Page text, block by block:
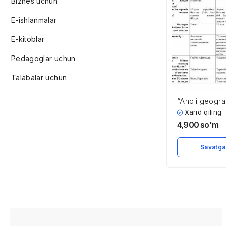
E-ishlanmalar
E-kitoblar
Pedagoglar uchun
Talabalar uchun
“Aholi
testlar to’plami
Xarid qiling
4,900 so'm